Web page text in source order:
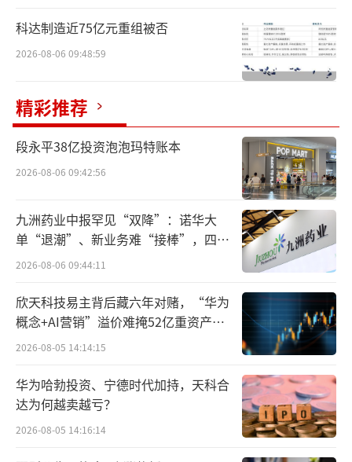
虽然黑芝麻智能2025年“由盈转亏”，但2
024年公司得以实现净利润3.13亿元，主要依赖
于上市前向投资者发行的金融工具带来的高达2
0.47亿元的公允价值变动收益；这是一次性、
非现金的账面利润，若剔除该因素后，公司202
4年实际经营亏损仍然高达17.54亿元。
因此，2025年14.25亿元的净亏损，并非经
营状况突然恶化，而是其真实且持续的经营困
境的显性化。
从财报数据来看，黑芝麻智能仍处于典型
的高投入阶段。2025年，公司研发开支达14.17
亿元，远超营收规模，研发投入占营收比例超
过170%。这意味着公司每赚1元钱，就要花掉
1.7元在研发上。
对比同行，地平线2025年研发开支51.54亿
元，占营收比例也仅为137%。即便是行业头
科达制造近75亿元重组被否
2026-08-06 09:48:59
精彩推荐
段永平38亿投资泡泡玛特账本
2026-08-06 09:42:56
九洲药业中报罕见“双降”：诺华大
单“退潮”、新业务难“接棒”，四大
难关待闯
2026-08-06 09:44:11
欣天科技易主背后藏六年对赌，“华为
概念+AI营销”溢价难掩52亿重资产考
验
2026-08-05 14:14:15
华为哈勃投资、宁德时代加持，天科合
达为何越卖越亏？
2026-08-05 14:16:14